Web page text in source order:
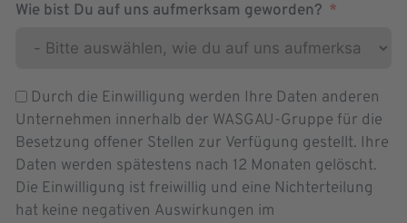
Wie bist Du auf uns aufmerksam geworden?
Durch die Einwilligung werden Ihre Daten anderen
Unternehmen innerhalb der WASGAU-Gruppe für die
Besetzung offener Stellen zur Verfügung gestellt. Ihre
Daten werden spätestens nach 12 Monaten gelöscht.
Die Einwilligung ist freiwillig und eine Nichterteilung
hat keine negativen Auswirkungen im